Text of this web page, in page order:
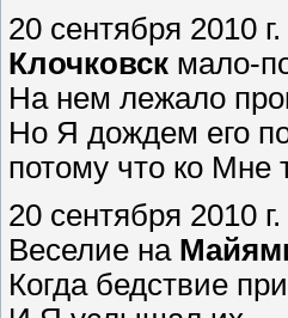
20 сентября 2010 г.
Клочковск мало-
На нем лежало
Но Я дождем его
потому что ко Мне
20 сентября 2010 г.
Веселие на
Когда бедствие